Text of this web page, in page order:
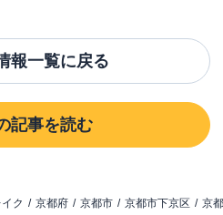
報一覧に戻る
記事を読む
ク 京都府 京都市 京都市下京区 京